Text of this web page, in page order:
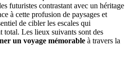
futuristes contrastant avec un héritage
à cette profusion de paysages et
de cibler les escales qui
total. Les lieux suivants sont des
un voyage mémorable à travers la